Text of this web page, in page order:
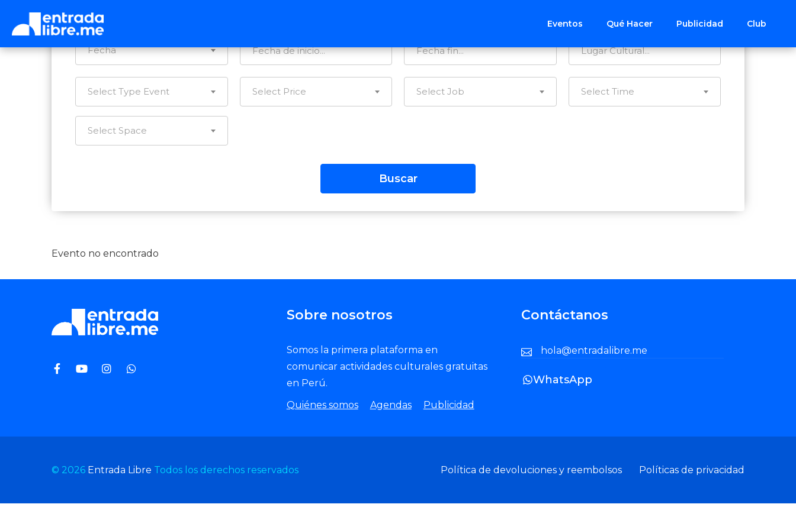
Eventos Qué Hacer Publicidad Club
Fecha
Select Type Event Select Price Select Job Select Time
Select Space
Evento no encontrado
Sobre nosotros
Somos la primera plataforma en
comunicar actividades culturales gratuitas
en Perú.
Quiénes somos
Agendas Publicidad
Contáctanos
hola@entradalibre.me
WhatsApp
© 2026 Entrada Libre Todos los derechos reservados Política de devoluciones y reembolsos Políticas de privacidad